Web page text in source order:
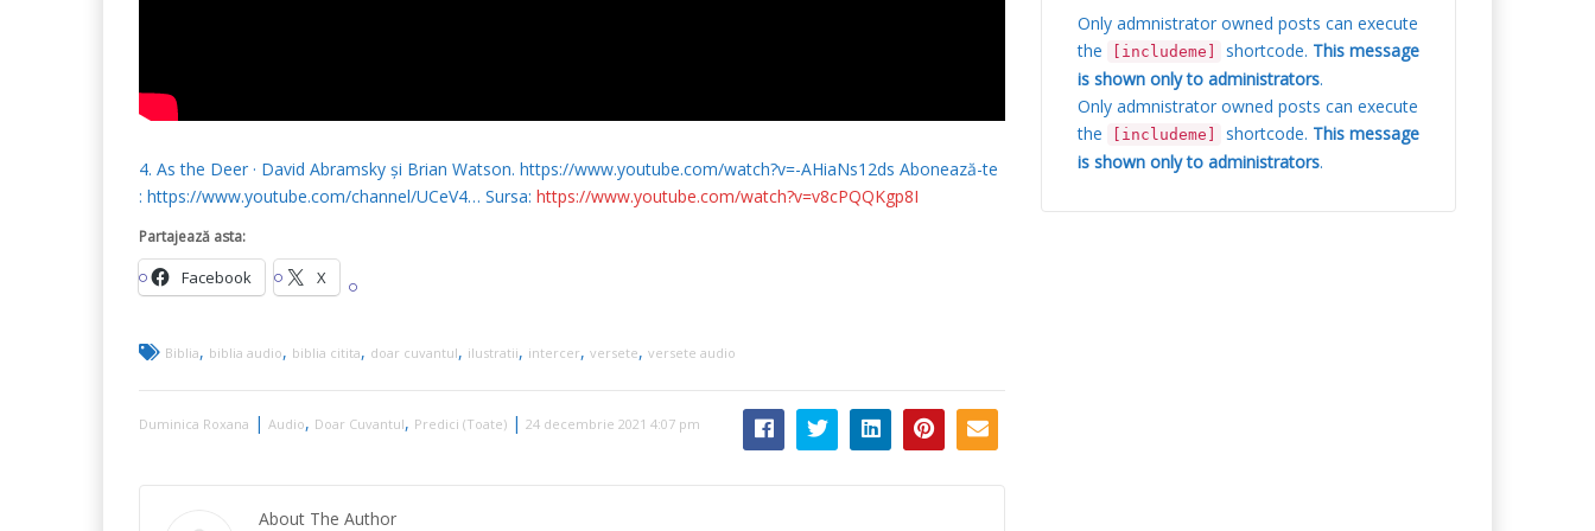
4. As the Deer · David Abramsky și Brian Watson. https://www.youtube.com/watch?v=-AHiaNs12ds Abonează-te
: https://www.youtube.com/channel/UCeV4… Sursa: https://www.youtube.com/watch?v=v8cPQQKgp8I
Partajează asta:
Facebook X
Biblia, biblia audio, biblia citita, doar cuvantul, ilustratii, intercer, versete, versete audio
Duminica Roxana | Audio, Doar Cuvantul, Predici (Toate) | 24 decembrie 2021 4:07 pm
About The Author
Only admnistrator owned posts can execute
the
[includeme] shortcode. This message
is shown only to administrators.
Only admnistrator owned posts can execute
the
[includeme] shortcode. This message
is shown only to administrators.